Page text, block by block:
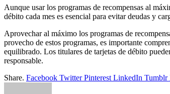
Aunque usar los programas de recompensas al
débito cada mes es esencial para evitar deudas y
Aprovechar al máximo los programas de
provecho de estos programas, es importante
equilibrado. Los titulares de tarjetas de débito
responsable.
Share. Facebook Twitter Pinterest LinkedIn Tumblr